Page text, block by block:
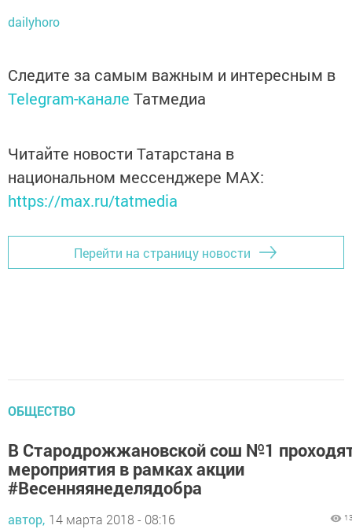
dailyhoro
Следите за самым важным и интересным в
Telegram-канале Татмедиа
Читайте новости Татарстана в
национальном мессенджере MАХ:
https://max.ru/tatmedia
Перейти на страницу новости
ОБЩЕСТВО
В Стародрожжановской сош №1
мероприятия в рамках акции
#Весенняянеделядобра
автор, 14 марта 2018 - 08:16